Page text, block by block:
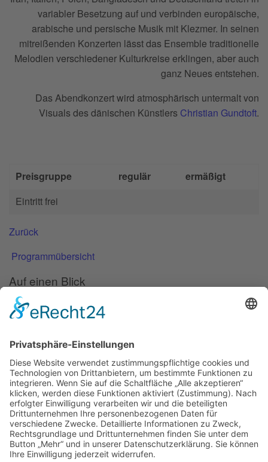
variabler Besetzung auf und verbinden europäische,
arabische und persische Musik mit Klezmer. In seinen
mitreißenden Konzerten lässt das Ensemble traditionelle
Melodien verschiedener Kulturkreise erklingen, aber auch
ganz Neues entstehen.
Das Abendkonzert wird atmosphärisch untermalt von
Visuals des dänischen Künstlers Christian Gundtoft.
Preisgruppe regulär
ermäßigt
Eintritt frei
Zurück
Programmübersicht
Auf einen Blick
Forschung
Musikalien-Leihmaterial
Publikationen
Links
Aktuelles
06.02.25
Neuer Telemann-Konferenzbericht erschienen
11.12.24